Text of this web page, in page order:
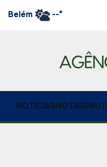
Belém --°
NOTÍCIASNOTAS